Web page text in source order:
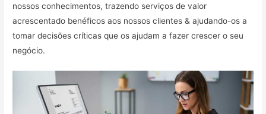
nossos conhecimentos, trazendo serviços de valor
acrescentado benéficos aos nossos clientes & ajudando-os a
tomar decisões críticas que os ajudam a fazer crescer o seu
negócio.